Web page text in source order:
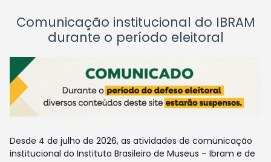
Comunicação institucional do IBRAM
durante o período eleitoral
Desde 4 de julho de 2026, as atividades de comunicação
institucional do Instituto Brasileiro de Museus – Ibram e de